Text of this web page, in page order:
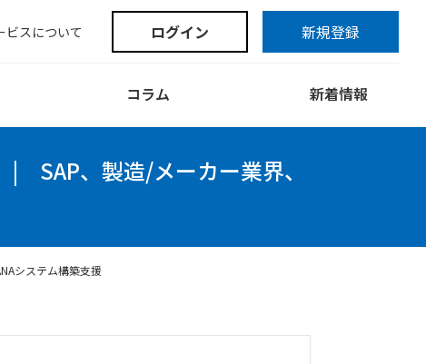
コラム 新着情報
ビスについて ログイン 新規登録
| SAP、製造/メーカー業界、
システム構築支援